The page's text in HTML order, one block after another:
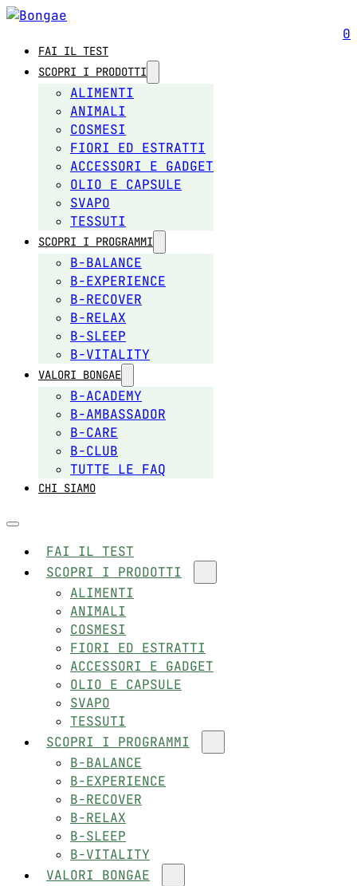
FAI IL TEST
SCOPRI I PRODOTTI
ALIMENTI
ANIMALI
COSMESI
FIORI ED ESTRATTI
ACCESSORI E GADGET
OLIO E CAPSULE
SVAPO
TESSUTI
SCOPRI I PROGRAMMI
B-BALANCE
B-EXPERIENCE
B-RECOVER
B-RELAX
B-SLEEP
B-VITALITY
VALORI BONGAE
B-ACADEMY
B-AMBASSADOR
B-CARE
B-CLUB
TUTTE LE FAQ
CHI SIAMO
FAI IL TEST
SCOPRI I PRODOTTI
ALIMENTI
ANIMALI
COSMESI
FIORI ED ESTRATTI
ACCESSORI E GADGET
OLIO E CAPSULE
SVAPO
TESSUTI
SCOPRI I PROGRAMMI
B-BALANCE
B-EXPERIENCE
B-RECOVER
B-RELAX
B-SLEEP
B-VITALITY
VALORI BONGAE
0